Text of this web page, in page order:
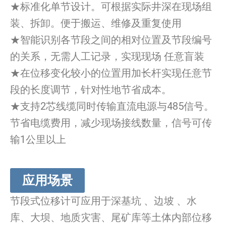
★标准化单节设计。可根据实际井深在现场组
装、拆卸。便于搬运、维修及重复使用
★智能识别各节段之间的相对位置及节段编号
的关系，无需人工记录，实现现场 任意盲装
★在位移变化较小的位置用加长杆实现任意节
段的长度调节，针对性地节省成本。
★支持2芯线缆同时传输直流电源与485信号。
节省电缆费用，减少现场接线数量，信号可传
输1公里以上
应用场景
节段式位移计可应用于深基坑 、边坡 、水
库、大坝、地质灾害、尾矿库等土体内部位移